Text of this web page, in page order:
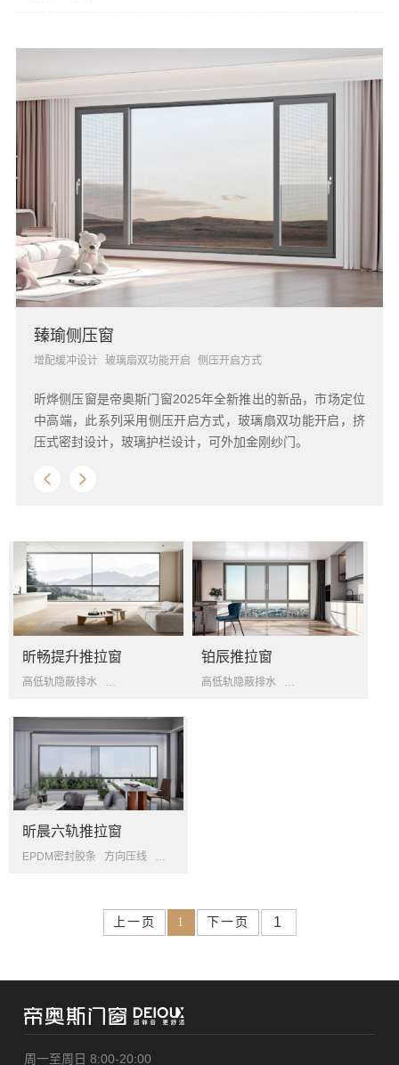
臻瑜侧压窗
增配缓冲设计 玻璃扇双功能开启 侧压开启方式
昕烨侧压窗是帝奥斯门窗2025年全新推出的新品，市场定位
中高端，此系列采用侧压开启方式，玻璃扇双功能开启，挤
压式密封设计，玻璃护栏设计，可外加金刚纱门。
昕畅提升推拉窗
高低轨隐蔽排水 防盗防撬五金系统 提升组件
铂辰推拉窗
高低轨隐蔽排水 防盗防撬五金系统
昕晨六轨推拉窗
EPDM密封胶条 方向压线 垂直等温线设计
上一页 1 下一页
周一至周日 8:00-20:00